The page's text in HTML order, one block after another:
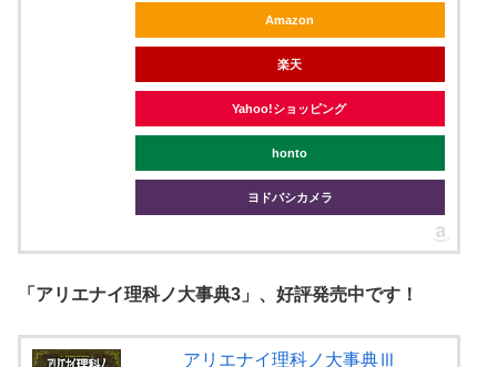
Amazon
楽天
Yahoo!ショッピング
honto
ヨドバシカメラ
「アリエナイ理科ノ大事典3」、好評発売中です！
アリエナイ理科ノ大事典Ⅲ